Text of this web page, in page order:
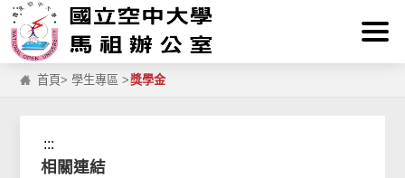
跳到主要內容區塊
:::
首頁>學生專區 >獎學金
:::
相關連結